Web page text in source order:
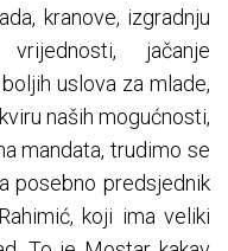
kranove, izgradnju
jačanje
uslova za mlade,
naših mogućnosti,
mandata, trudimo se
posebno predsjednik
koji ima veliki